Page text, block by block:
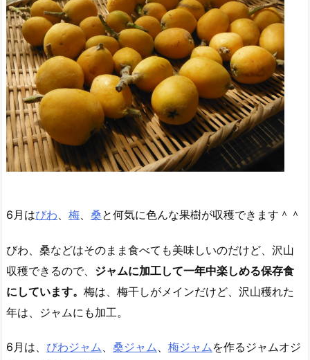
6月はびわ 梅 桑と何気に色んな果樹が収穫できます＾＾
びわ、桑などはそのまま食べても美味しいのだけど、沢山
収穫できるので、 ジャムに加工して一年中楽しめる保存食
にしています。 梅は、梅干しがメインだけど、沢山穫れた
年は、ジャムにも加工。
6月は、 びわジャム、 桑ジャム、 梅ジャムを作るジャムオジ